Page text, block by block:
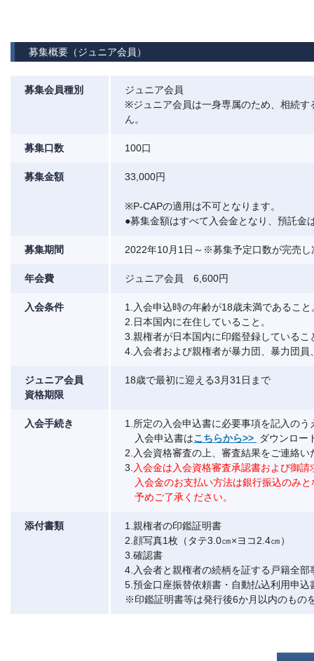
募集概要（ジュニア会員）
募集会員種別
ジュニア会員
※ジュニア会員は一身専属のため、相続す
ん。
募集口数 100口
募集金額 33,000円
※P-CAPの適用は不可となります。
●募集金額はすべて入会金となり、預託金
募集期間 2022年10月1日～※募集予定口数が完売し
年会費 ジュニア会員 6,600円
入会条件
1.入会申込時の年齢が18歳未満であること
2.日本国内に在住していること。
3.親権者が日本国内に印鑑登録しているこ
4.入会者および親権者が暴力団、暴力団
ジュニア会員
資格期限
18歳で最初に迎える3月31日まで
入会手続き
1.所定の入会申込書に必要事項を記入の
入会申込書はこちらから>>
ダウンロー
2.入会資格審査の上、審査結果をご連絡い
3. 入会金は入会資格審査承認書および御
入会金のお支払い方法は銀行振込のみ
予めご了承ください。
添付書類
1.親権者の印鑑証明書
2.顔写真1枚（タテ3.0㎝×ヨコ2.4㎝）
3.確認書
4.入会者と親権者の続柄を証する戸籍全部
5.預金口座振替依頼書・自動払込利用申
※印鑑証明書等は発行後6か月以内のもの